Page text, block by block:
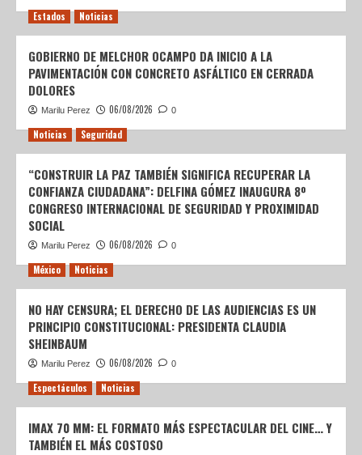
Estados Noticias
GOBIERNO DE MELCHOR OCAMPO DA INICIO A LA
PAVIMENTACIÓN CON CONCRETO ASFÁLTICO EN CERRADA
DOLORES
Marilu Perez 06/08/2026 0
Noticias Seguridad
“CONSTRUIR LA PAZ TAMBIÉN SIGNIFICA RECUPERAR LA
CONFIANZA CIUDADANA”: DELFINA GÓMEZ INAUGURA 8º
CONGRESO INTERNACIONAL DE SEGURIDAD Y PROXIMIDAD
SOCIAL
Marilu Perez 06/08/2026 0
México Noticias
NO HAY CENSURA; EL DERECHO DE LAS AUDIENCIAS ES UN
PRINCIPIO CONSTITUCIONAL: PRESIDENTA CLAUDIA
SHEINBAUM
Marilu Perez 06/08/2026 0
Espectáculos Noticias
IMAX 70 MM: EL FORMATO MÁS ESPECTACULAR DEL CINE… Y
TAMBIÉN EL MÁS COSTOSO